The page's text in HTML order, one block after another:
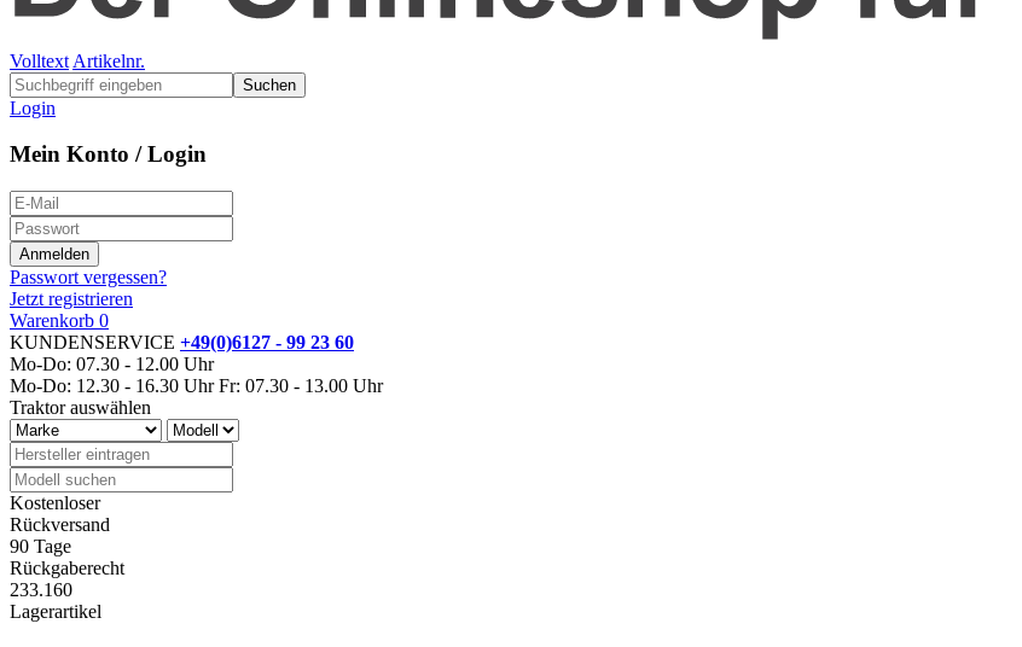
Volltext Artikelnr.
Suchen
Login
Mein Konto / Login
Passwort vergessen?
Jetzt registrieren
Warenkorb 0
KUNDENSERVICE +49(0)6127 - 99 23 60
Mo-Do: 07.30 - 12.00 Uhr
Mo-Do: 12.30 - 16.30 Uhr Fr: 07.30 - 13.00 Uhr
Traktor auswählen
Kostenloser
Rückversand
90 Tage
Rückgaberecht
233.160
Lagerartikel